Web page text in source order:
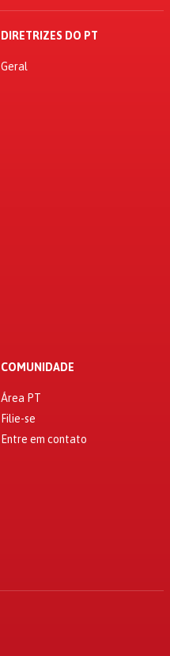
DIRETRIZES DO PT
Geral
COMUNIDADE
Área PT
Filie-se
Entre em contato